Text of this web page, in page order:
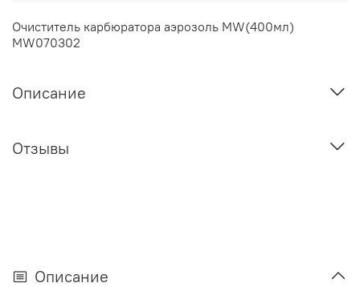
Очиститель карбюратора аэрозоль MW(400мл)
MW070302
Описание
Отзывы
Описание